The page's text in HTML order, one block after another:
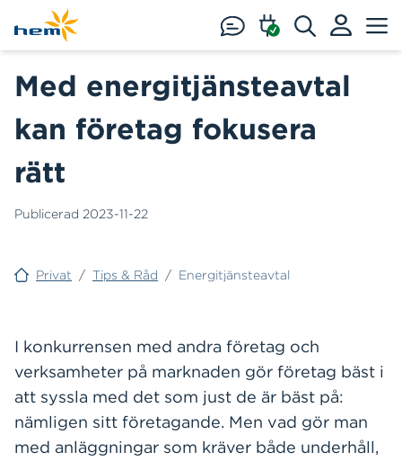
Hoppa till huvudinnehåll
Med energitjänsteavtal
kan företag fokusera
rätt
Publicerad 2023-11-22
Privat / Tips & Råd / Energitjänsteavtal
I konkurrensen med andra företag och
verksamheter på marknaden gör företag bäst i
att syssla med det som just de är bäst på:
nämligen sitt företagande. Men vad gör man
med anläggningar som kräver både underhåll,